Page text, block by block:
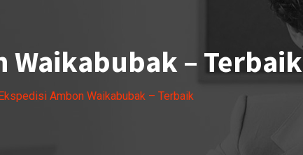
Waikabubak – Terbaik
Ambon Waikabubak – Terbaik